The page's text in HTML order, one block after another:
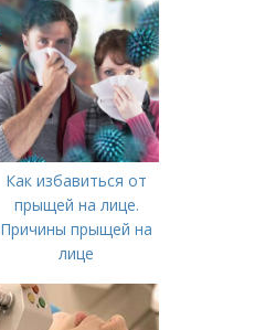
Как избавиться от
прыщей на лице.
Причины прыщей на
лице